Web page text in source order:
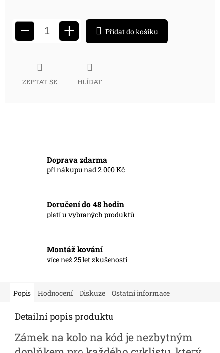
− + Přidat do košíku
ZEPTAT SE HLÍDAT
Doprava zdarma
při nákupu nad 2 000 Kč
Doručení do 48 hodin
platí u vybraných produktů
Montáž kování
více než 25 let zkušeností
Popis Hodnocení Diskuze Ostatní informace
Detailní popis produktu
Zámek na kolo na kód je nezbytným